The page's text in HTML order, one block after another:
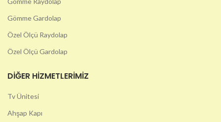
Gömme Gardolap
Özel Ölçü Raydolap
Özel Ölçü Gardolap
DIĞER HIZMETLERIMIZ
Tv Ünitesi
Ahşap Kapı